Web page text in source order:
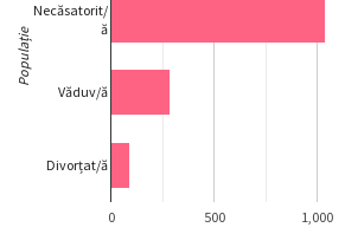
0 500 1,000
Necăsatorit/
ă
Văduv/ă
Divorțat/ă
Populație